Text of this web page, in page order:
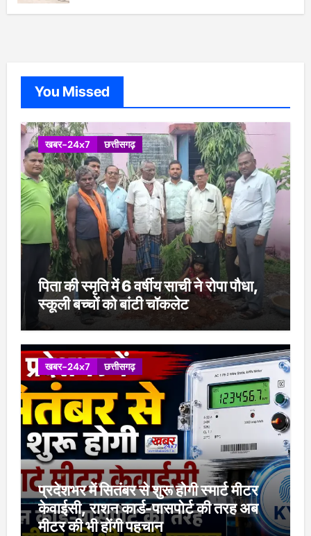
You Missed
खबर-24x7 छत्तीसगढ़
पिता की स्मृति में 6 वर्षीय साची ने रोपा पौधा,
स्कूली बच्चों को बांटी चॉकलेट
खबर-24x7 छत्तीसगढ़
प्रदेशभर में सितंबर से शुरू होगी स्मार्ट मीटर
केवाईसी, राशन कार्ड-पासपोर्ट की तरह अब
मीटर की भी होंगी पहचान